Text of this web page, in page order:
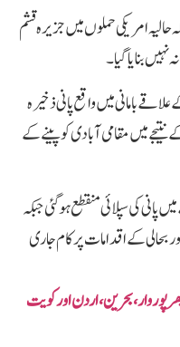
امریکی حملوں میں جزیرہ قشم
بنایا گیا۔
بامانی میں واقع پانی ذخیرہ
میں مقامی آبادی کو پینے کے
پانی کی سپلائی منقطع ہو گئی جبکہ
کے اقدامات پر کام جاری
وار،بحرین ،اردن اور کویت